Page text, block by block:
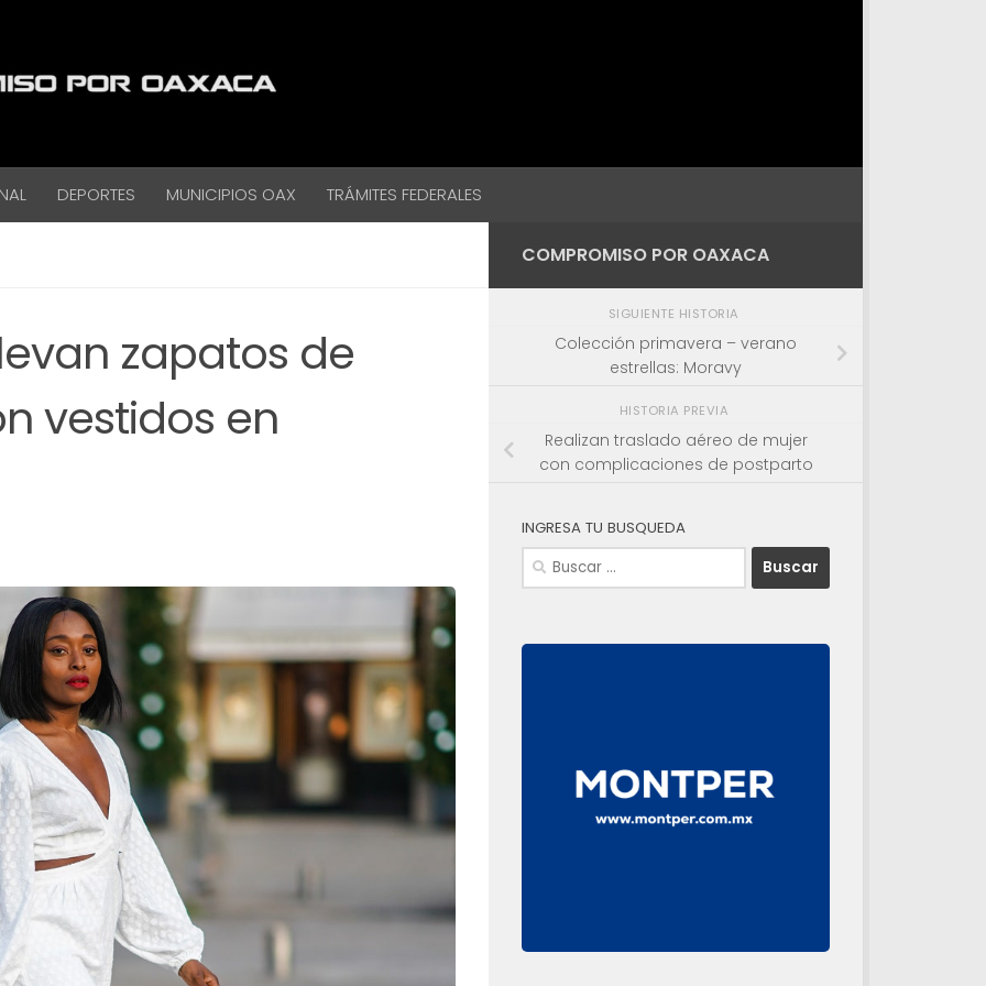
DEPORTES MUNICIPIOS OAX TRÁMITES FEDERALES
zapatos de
vestidos en
COMPROMISO POR OAXACA
SIGUIENTE HISTORIA
Colección primavera – verano
estrellas: Moravy
HISTORIA PREVIA
Realizan traslado aéreo de mujer
con complicaciones de postparto
INGRESA TU BUSQUEDA
Buscar: